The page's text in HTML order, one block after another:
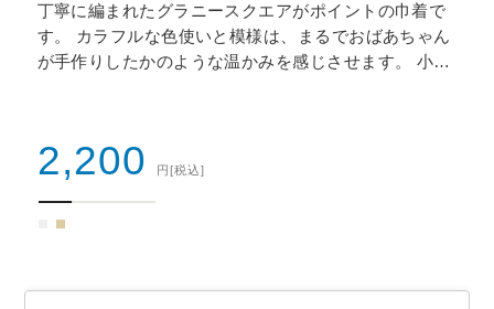
丁寧に編まれたグラニースクエアがポイントの巾着で
す。 カラフルな色使いと模様は、まるでおばあちゃん
が手作りしたかのような温かみを感じさせます。 小さ
2,200 円[税込]